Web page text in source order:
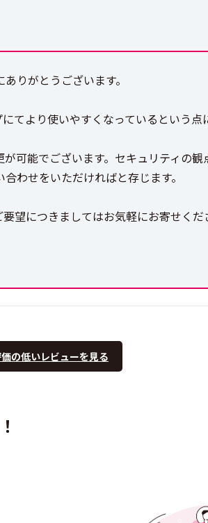
りがとうございます。
てより使いやすくなっているという点
可能でございます。セキュリティの
わせをいただければと存じます。
望につきましてはお気軽にお寄せくだ
の低いレビューを見る